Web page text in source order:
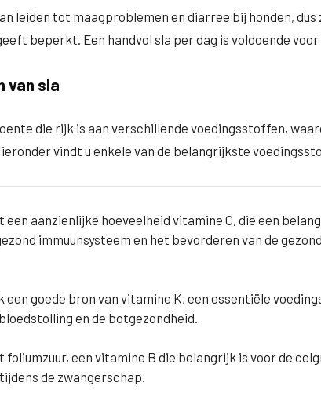
leiden tot maagproblemen en diarree bij honden, dus
beperkt. Een handvol sla per dag is voldoende
van sla
die rijk is aan verschillende voedingsstoffen,
vindt u enkele van de belangrijkste
een aanzienlijke hoeveelheid vitamine C, die een
immuunsysteem en het bevorderen van de
een goede bron van vitamine K, een essentiële
en de botgezondheid.
foliumzuur, een vitamine B die belangrijk is voor de
de zwangerschap.